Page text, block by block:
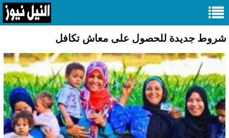
شروط جديدة للحصول على معاش تكافل